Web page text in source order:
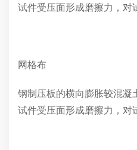
试件受压面形成磨擦力，对
网格布
钢制压板的横向膨胀较混
试件受压面形成磨擦力，对